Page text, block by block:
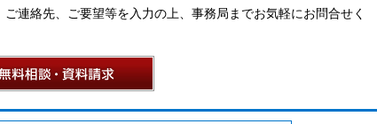
連絡先、ご要望等を入力の上、事務局までお気軽にお問合せく